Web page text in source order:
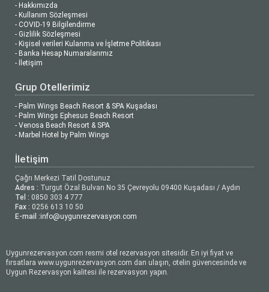
- Hakkımızda
- Kullanım Sözleşmesi
- COVID-19 Bilgilendirme
- Gizlilik Sözleşmesi
- Kişisel verileri Kulanma ve İşletme Politikası
- Banka Hesap Numaralarımız
- İletişim
Grup Otellerimiz
- Palm Wings Beach Resort & SPA Kuşadası
- Palm Wings Ephesus Beach Resort
- Venosa Beach Resort & SPA
- Marbel Hotel by Palm Wings
İletişim
Çağrı Merkezi Tatil Dostunuz
Adres : Turgut Özal Bulvarı No 35 Çevreyolu 09400 Kuşadası / Aydın
Tel : 0850 303 4 777
Fax : 0256 613 10 50
E-mail :info@uygunrezervasyon.com
Uygunrezervasyon.com resmi otel rezervasyon sitesidir. En iyi fiyat ve
fırsatlara www.uygunrezervasyon.com dan ulaşın, otelin güvencesinde ve
Uygun Rezervasyon kalitesi ile rezervasyon yapın.